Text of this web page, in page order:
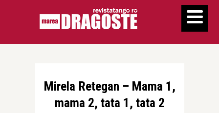
Mirela Retegan – Mama 1,
mama 2, tata 1, tata 2